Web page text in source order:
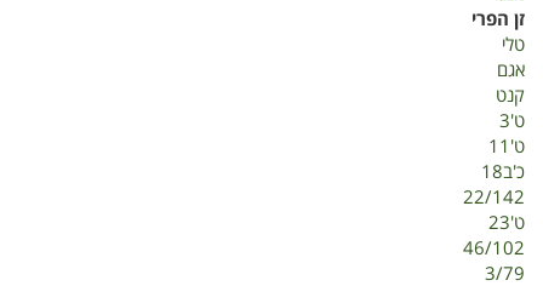
זן הפרי
טלי
אגם
קנט
ט'3
ט'11
כ'ב18
22/142
ט'23
46/102
3/79